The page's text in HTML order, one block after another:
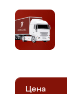
Цена